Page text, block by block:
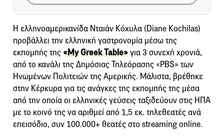
H ελληνοαμερικανίδα Νταιάν Κόχυλα (Diane Kochilas)
προβάλλει την ελληνική γαστρονομία μέσω της
εκπομπής της «Μy Greek Table»για 3 συνεχή χρονιά,
από το κανάλι της Δημόσιας Τηλεόρασης «PBS» των
Ηνωμένων Πολιτειών της Αμερικής. Μάλιστα, βρέθηκε
στην Κέρκυρα για τις ανάγκες της εκπομπής της μέσα
από την οποία οι ελληνικές γεύσεις ταξιδεύουν στις ΗΠΑ
με το κοινό της να αριθμεί από 1,5 εκ. τηλεθεατές ανά
επεισόδιο, συν 100.000+ θεατές στο streaming online.